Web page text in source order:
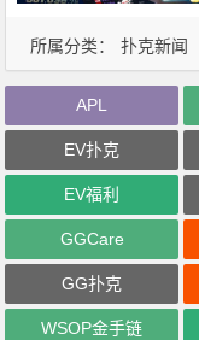
所属分类： 扑克新闻
APL
EV扑克
EV福利
GGCare
GG扑克
WSOP金手链